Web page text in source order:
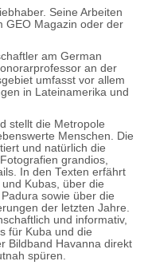
Seine Arbeiten
GEO Magazin oder der
am German
an der
umfasst vor allem
in Lateinamerika und
stellt die Metropole
Menschen. Die
und natürlich die
grandios,
In den Texten erfährt
Kubas, über die
sowie über die
der letzten Jahre.
und informativ,
für Kuba und die
Bildband Havanna direkt
spüren.